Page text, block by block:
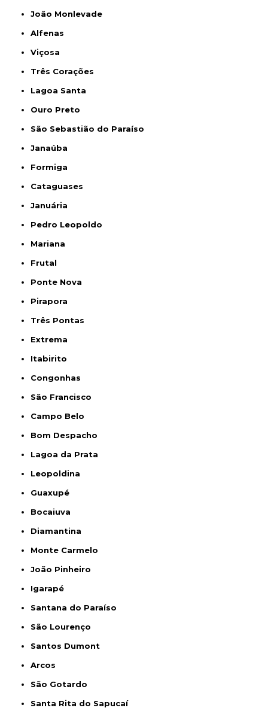
João Monlevade
Alfenas
Viçosa
Três Corações
Lagoa Santa
Ouro Preto
São Sebastião do Paraíso
Janaúba
Formiga
Cataguases
Januária
Pedro Leopoldo
Mariana
Frutal
Ponte Nova
Pirapora
Três Pontas
Extrema
Itabirito
Congonhas
São Francisco
Campo Belo
Bom Despacho
Lagoa da Prata
Leopoldina
Guaxupé
Bocaiuva
Diamantina
Monte Carmelo
João Pinheiro
Igarapé
Santana do Paraíso
São Lourenço
Santos Dumont
Arcos
São Gotardo
Santa Rita do Sapucaí